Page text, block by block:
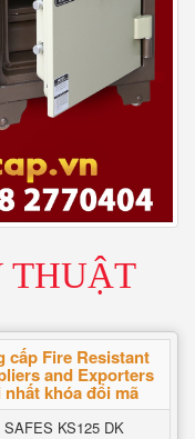
THUẬT
cấp Fire Resistant
and Exporters
khóa đổi mã
KS125 DK